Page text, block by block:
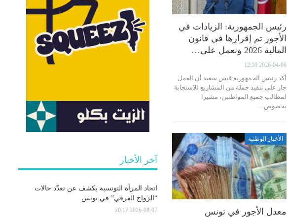
رئيس الجمهورية: الزيادات في
الأجور تم إقرارها في قانون
المالية 2026 ونعمل على…
2026-04-06 12:10
أكد رئيس الجمهورية قيس سعيد أن العمل
جار على تنفيذ جملة من المشاريع للاستجابة
لمطالب جميع المواطنين، مشيرا
بخصوص…
الأخبار الوطنية
معدل الأجور في تونس
آخر الأخبار
اتحاد المرأة التونسية يكشف عن تعدّد حالات
“الزواج العرفي” في تونس
2026-08-07 20:17